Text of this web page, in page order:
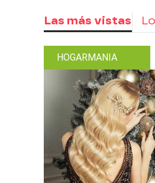
Las más vistas
HOGARMANIA